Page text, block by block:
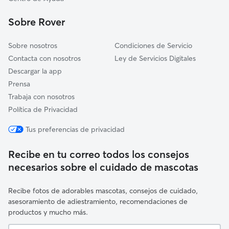
Montearagón
Sobre Rover
Sobre nosotros
Contacta con nosotros
Descargar la app
Prensa
Trabaja con nosotros
Política de Privacidad
Condiciones de Servicio
Ley de Servicios Digitales
Tus preferencias de privacidad
Recibe en tu correo todos los consejos
necesarios sobre el cuidado de mascotas
Recibe fotos de adorables mascotas, consejos de cuidado,
asesoramiento de adiestramiento, recomendaciones de
productos y mucho más.